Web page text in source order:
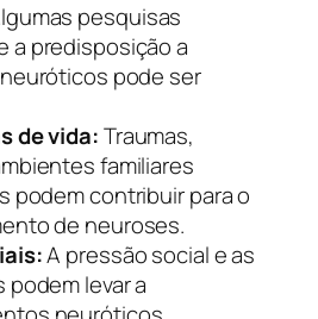
pesquisas
a predisposição a
pode ser
de vida:Traumas,
familiares
podem contribuir para o
de neuroses.
A pressão social e as
levar a